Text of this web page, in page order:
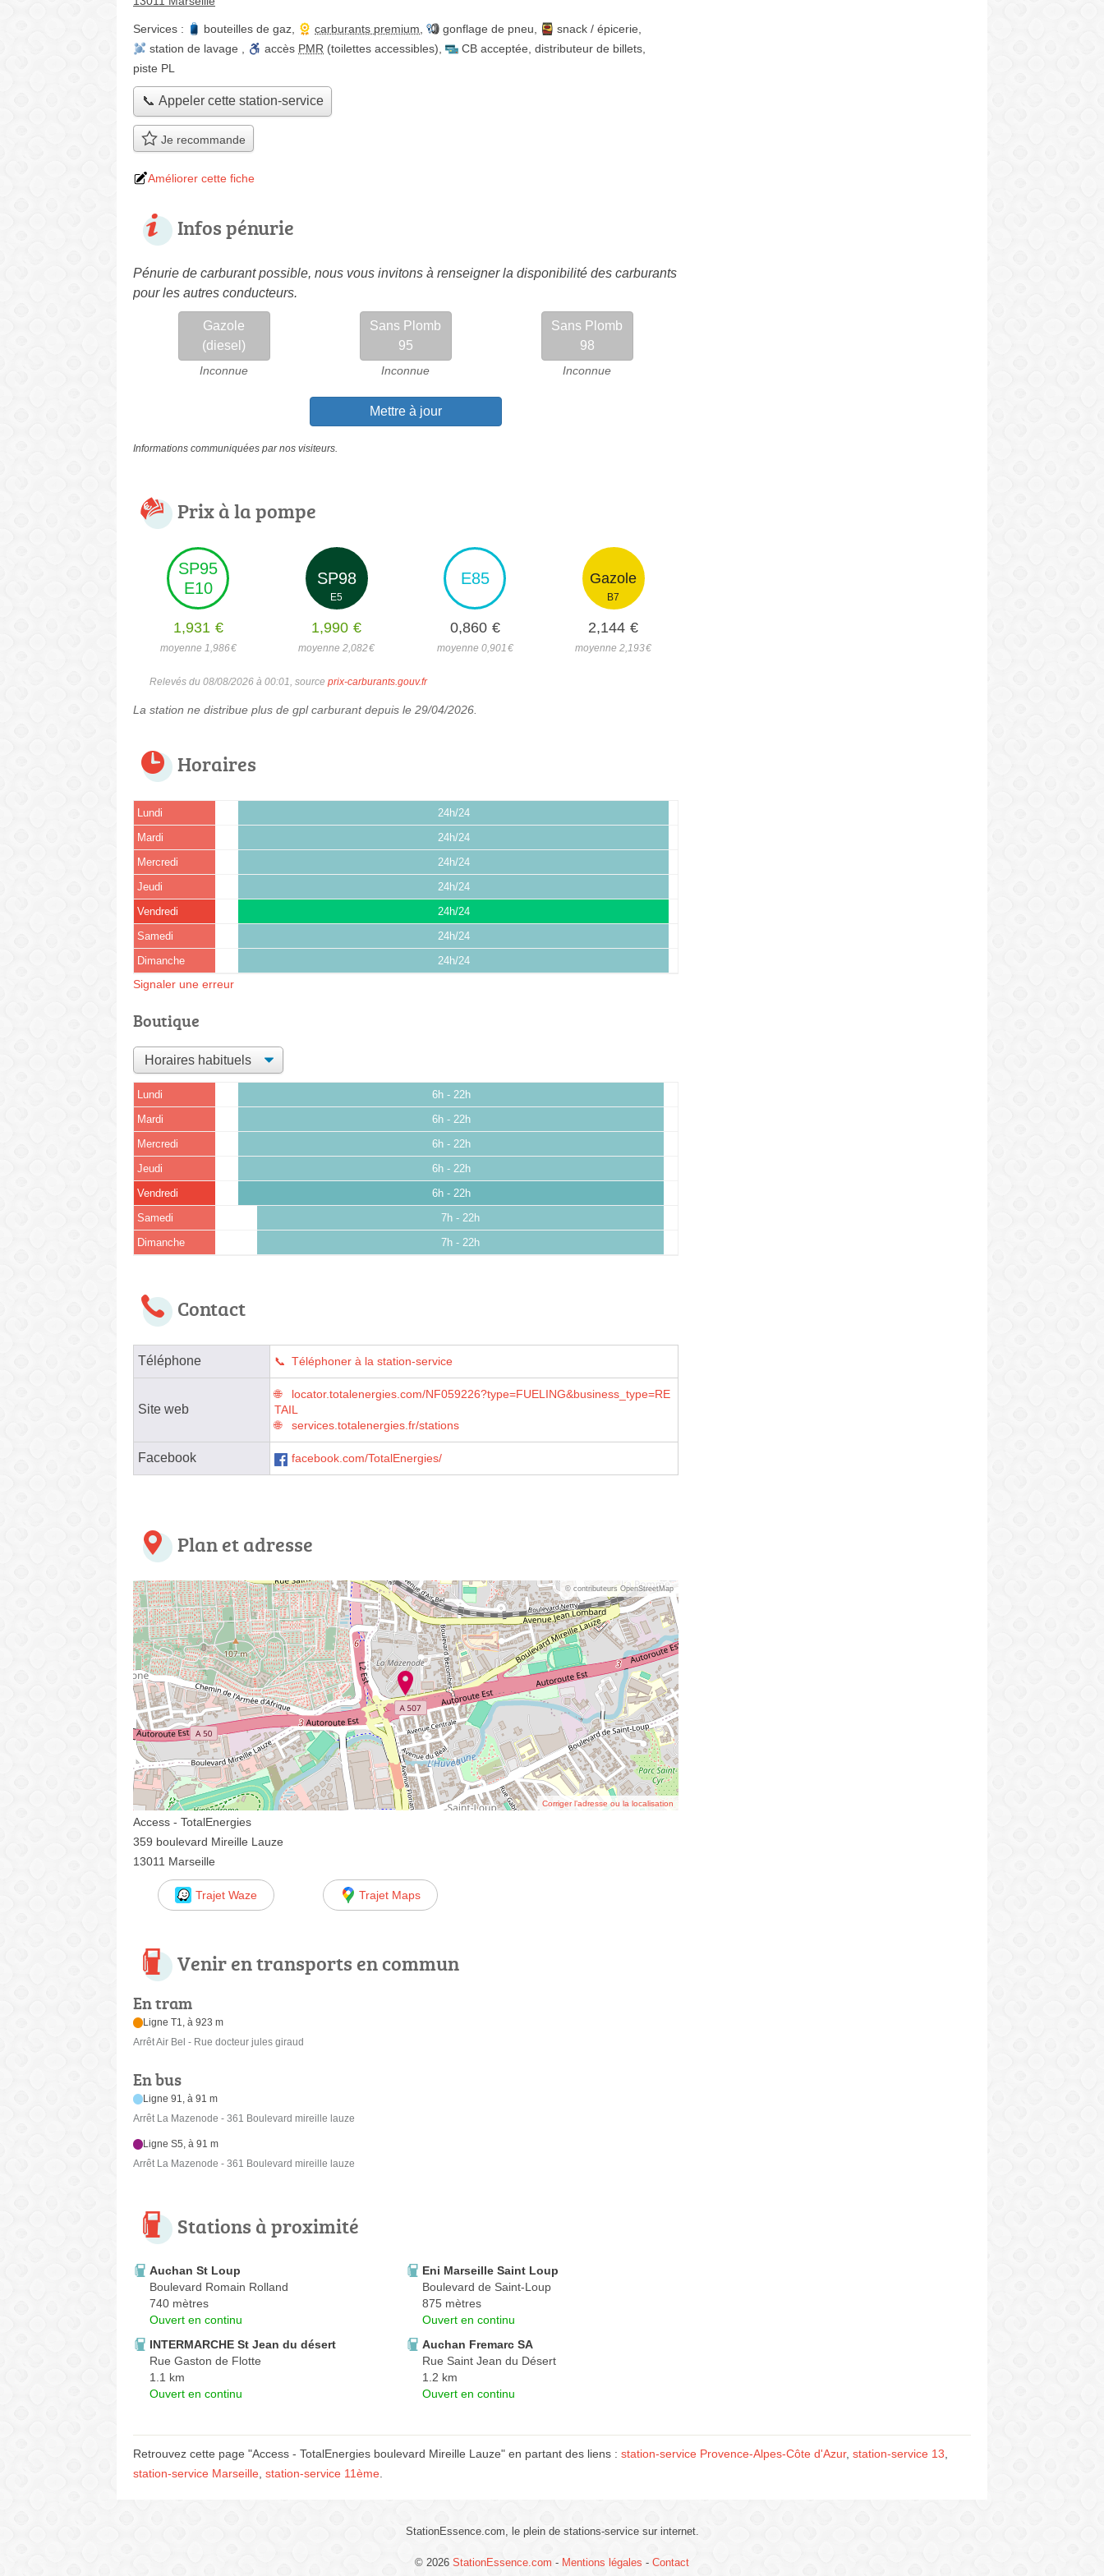
Services : bouteilles de gaz carburants premium gonflage de pneu snack / épicerie
station de lavage
accès PMR (toilettes accessibles) CB acceptée distributeur de billets
piste PL
📞 Appeler cette station-service
Je recommande
Améliorer cette fiche
Infos pénurie
Pénurie de carburant possible, nous vous invitons à renseigner la disponibilité des carburants
pour les autres conducteurs.
Gazole
(diesel)
Inconnue
Sans Plomb
95
Inconnue
Sans Plomb
98
Inconnue
Mettre à jour
Informations communiquées par nos visiteurs.
Prix à la pompe
SP95
E10
1,931 €
moyenne 1,986€
SP98
E5
1,990 €
moyenne 2,082€
E85
0,860 €
moyenne 0,901€
Gazole
B7
2,144 €
moyenne 2,193€
Relevés du 08/08/2026 à 00:01, source prix-carburants.gouv.fr
La station ne distribue plus de gpl carburant depuis le 29/04/2026.
Horaires
Lundi 24h/24
Mardi 24h/24
Mercredi 24h/24
Jeudi 24h/24
Vendredi 24h/24
Samedi 24h/24
Dimanche 24h/24
Signaler une erreur
Boutique
Lundi 6h - 22h
Mardi 6h - 22h
Mercredi 6h - 22h
Jeudi 6h - 22h
Vendredi 6h - 22h
Samedi 7h - 22h
Dimanche 7h - 22h
Contact
Téléphone Téléphoner à la station-service
Site web
locator.totalenergies.com/NF059226?type=FUELING&business_type=RE
TAIL
services.totalenergies.fr/stations
Facebook facebook.com/TotalEnergies/
Plan et adresse
© contributeurs OpenStreetMap
Corriger l’adresse ou la localisation
Access - TotalEnergies
359 boulevard Mireille Lauze
13011 Marseille
Trajet Waze Trajet Maps
Venir en transports en commun
En tram
Ligne T1, à 923 m
Arrêt Air Bel - Rue docteur jules giraud
En bus
Ligne 91, à 91 m
Arrêt La Mazenode - 361 Boulevard mireille lauze
Ligne S5, à 91 m
Arrêt La Mazenode - 361 Boulevard mireille lauze
Stations à proximité
Auchan St Loup
Boulevard Romain Rolland
740 mètres
Ouvert en continu
Eni Marseille Saint Loup
Boulevard de Saint-Loup
875 mètres
Ouvert en continu
INTERMARCHE St Jean du désert
Rue Gaston de Flotte
1.1 km
Ouvert en continu
Auchan Fremarc SA
Rue Saint Jean du Désert
1.2 km
Ouvert en continu
Retrouvez cette page "Access - TotalEnergies boulevard Mireille Lauze" en partant des liens : station-service Provence-Alpes-Côte d'Azur, station-service 13,
station-service Marseille, station-service 11ème.
StationEssence.com, le plein de stations-service sur internet.
© 2026 StationEssence.com - Mentions légales - Contact